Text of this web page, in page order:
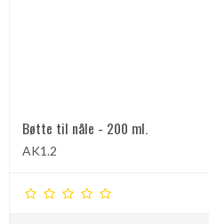
Bøtte til nåle - 200 ml.
AK1.2